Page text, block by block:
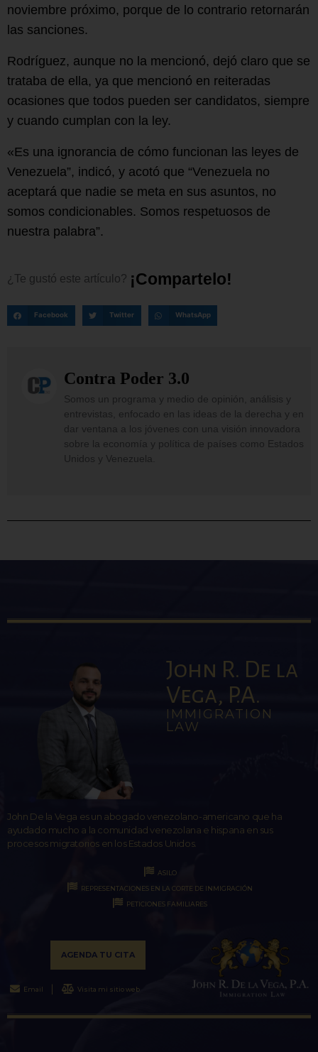
noviembre próximo, porque de lo contrario retornarán
las sanciones.
Rodríguez, aunque no la mencionó, dejó claro que se
trataba de ella, ya que mencionó en reiteradas
ocasiones que todos pueden ser candidatos, siempre
y cuando cumplan con la ley.
«Es una ignorancia de cómo funcionan las leyes de
Venezuela”, indicó, y acotó que “Venezuela no
aceptará que nadie se meta en sus asuntos, no
somos condicionables. Somos respetuosos de
nuestra palabra”.
¿Te gustó este artículo? ¡Compartelo!
Facebook Twitter WhatsApp
Contra Poder 3.0
Somos un programa y medio de opinión, análisis y
entrevistas, enfocado en las ideas de la derecha y en
dar ventana a los jóvenes con una visión innovadora
sobre la economía y política de países como Estados
Unidos y Venezuela.
John R. De la
Vega, P.A.
IMMIGRATION
LAW
John De la Vega es un abogado venezolano-americano que ha
ayudado mucho a la comunidad venezolana e hispana en sus
procesos migratorios en los Estados Unidos.
ASILO
REPRESENTACIONES EN LA CORTE DE INMIGRACIÓN
PETICIONES FAMILIARES
AGENDA TU CITA
Email Visita mi sitio web